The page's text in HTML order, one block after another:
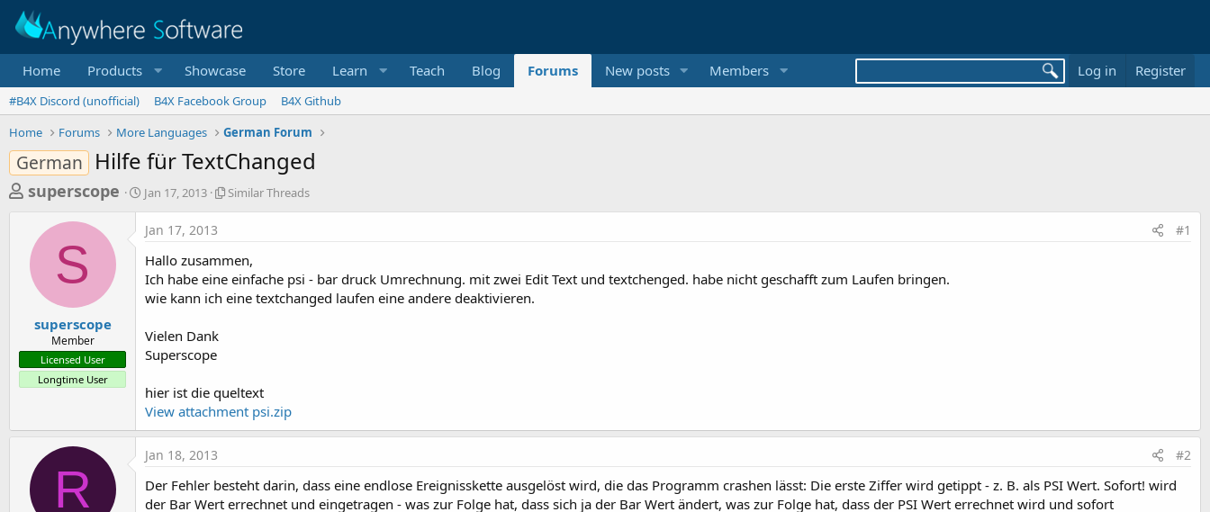
Home Products Showcase Store Learn Teach Blog Forums New posts Members Log in Register
#B4X Discord (unofficial) B4X Facebook Group
B4X Github
Home
Forums More Languages German Forum
German Hilfe für TextChanged
T
e
a
s
t
a
r
e
superscope
S
t
r
d
a
t
Jan 17, 2013
S
a
r
T
s
Similar Threads
S
superscope
Member
Licensed User
Longtime User
Jan 17, 2013 #1
Hallo zusammen,
Ich habe eine einfache psi - bar druck Umrechnung. mit zwei Edit Text und textchenged. habe nicht geschafft zum Laufen bringen.
wie kann ich eine textchanged laufen eine andere deaktivieren.
Vielen Dank
Superscope
hier ist die queltext
View attachment psi.zip
R
Jan 18, 2013 #2
Der Fehler besteht darin, dass eine endlose Ereignisskette ausgelöst wird, die das Programm crashen lässt: Die erste Ziffer wird getippt - z. B. als PSI Wert. Sofort! wird
der Bar Wert errechnet und eingetragen - was zur Folge hat, dass sich ja der Bar Wert ändert, was zur Folge hat, dass der PSI Wert errechnet wird und sofort